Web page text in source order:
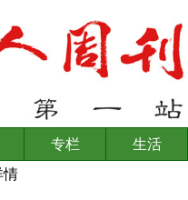
专栏
生活
情